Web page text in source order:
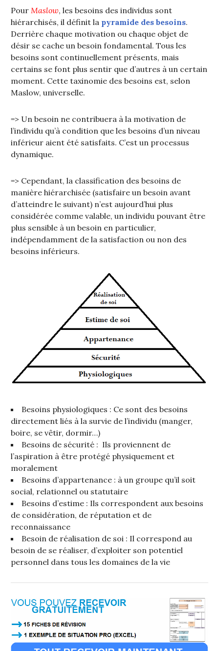
PourMaslow, les besoins des individus sont
hiérarchisés, il définit la pyramide des besoins.
Derrière chaque motivation ou chaque objet de
désir se cache un besoin fondamental. Tous les
besoins sont continuellement présents, mais
certains se font plus sentir que d’autres à un certain
moment. Cette taxinomie des besoins est, selon
Maslow, universelle.
=> Un besoin ne contribuera à la motivation de
l’individu qu’à condition que les besoins d’un niveau
inférieur aient été satisfaits. C’est un processus
dynamique.
=> Cependant, la classification des besoins de
manière hiérarchisée (satisfaire un besoin avant
d’atteindre le suivant) n’est aujourd’hui plus
considérée comme valable, un individu pouvant être
plus sensible à un besoin en particulier,
indépendamment de la satisfaction ou non des
besoins inférieurs.
Besoins physiologiques : Ce sont des besoins
directement liés à la survie de l’individu (manger,
boire, se vêtir, dormir…)
Besoins de sécurité : Ils proviennent de
l’aspiration à être protégé physiquement et
moralement
Besoins d’appartenance : à un groupe qu’il soit
social, relationnel ou statutaire
Besoins d’estime : Ils correspondent aux besoins
de considération, de réputation et de
reconnaissance
Besoin de réalisation de soi : Il correspond au
besoin de se réaliser, d’exploiter son potentiel
personnel dans tous les domaines de la vie